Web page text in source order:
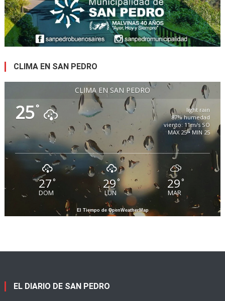
CLIMA EN SAN PEDRO
CLIMA EN SAN PEDRO
25°
light rain
87% humedad
viento: 11m/s SO
MAX 25 • MIN 25
27°
DOM
29 °
LUN
29°
MAR
El Tiempo de OpenWeatherMap
EL DIARIO DE SAN PEDRO